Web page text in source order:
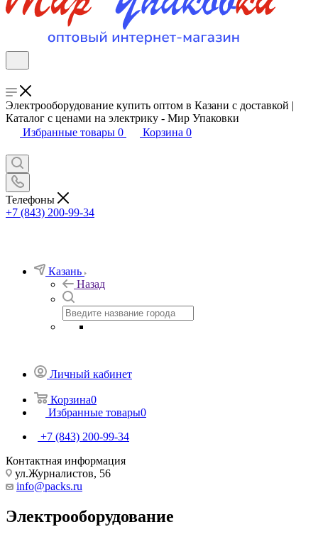
Электрооборудование купить оптом в Казани с доставкой |
Каталог с ценами на электрику - Мир Упаковки
Избранные товары 0 Корзина 0
Телефоны
+7 (843) 200-99-34
Казань
Назад
Личный кабинет
Корзина0
Избранные товары0
+7 (843) 200-99-34
Контактная информация
ул.Журналистов, 56
info@packs.ru
Электрооборудование